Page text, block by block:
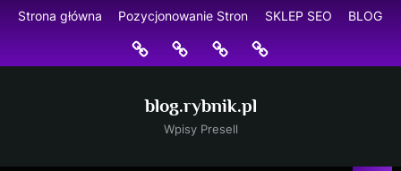
Skip
content
Strona główna Pozycjonowanie Stron SKLEP SEO BLOG
Strona
główna
Pozycjonowanie
Stron
SKLEP
SEO
BLOG
blog.rybnik.pl
Wpisy Presell